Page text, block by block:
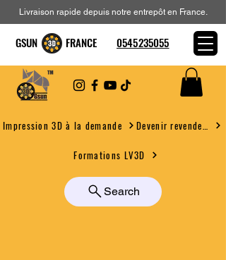
Impression 3D à la demande
Formations LV3D
Search
Livraison rapide depuis notre entrepôt en France.
GSUN FRANCE 0545235055